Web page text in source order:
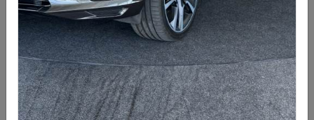
Trekhaak
€ 16250,00